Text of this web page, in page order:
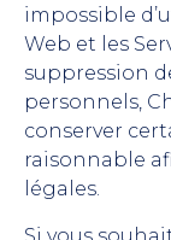
impossible
Web et les
suppression
personnels,
conserver
raisonnable
légales.
Si vous